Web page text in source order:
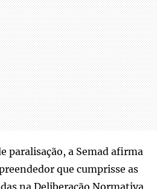
paralisação, a Semad afirma
que cumprisse as
na Deliberação Normativa